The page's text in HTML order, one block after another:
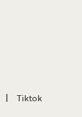
Tiktok